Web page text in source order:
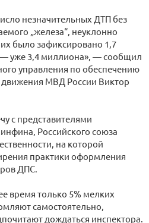
незначительных ДТП без
„железа“, неуклонно
было зафиксировано 1,7
уже 3,4 миллиона», — сообщил
управления по обеспечению
МВД России Виктор
с представителями
Российского союза
на которой
практики оформления
ДПС.
время только 5% мелких
самостоятельно,
дождаться инспектора.